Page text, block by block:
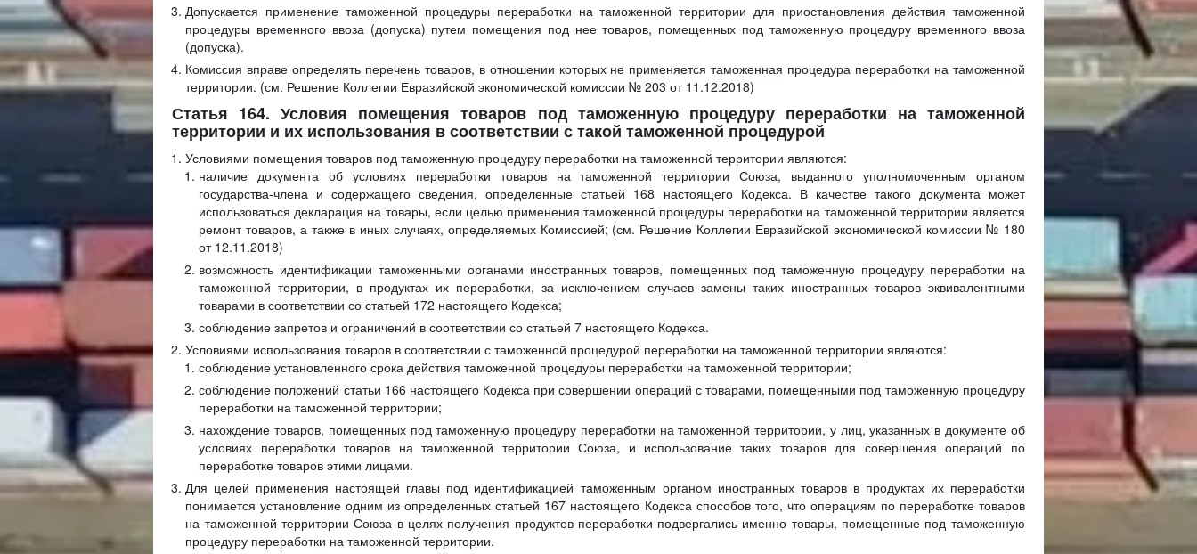
Допускается применение таможенной процедуры переработки на таможенной территории для приостановления действия таможенной
процедуры временного ввоза (допуска) путем помещения под нее товаров, помещенных под таможенную процедуру временного ввоза
(допуска).
Комиссия вправе определять перечень товаров, в отношении которых не применяется таможенная процедура переработки на таможенной
территории. (см. Решение Коллегии Евразийской экономической комиссии № 203 от 11.12.2018)
Статья 164. Условия помещения товаров под таможенную процедуру переработки на таможенной
территории и их использования в соответствии с такой таможенной процедурой
Условиями помещения товаров под таможенную процедуру переработки на таможенной территории являются:
наличие документа об условиях переработки товаров на таможенной территории Союза, выданного уполномоченным органом
государства-члена и содержащего сведения, определенные статьей 168 настоящего Кодекса. В качестве такого документа может
использоваться декларация на товары, если целью применения таможенной процедуры переработки на таможенной территории является
ремонт товаров, а также в иных случаях, определяемых Комиссией; (см. Решение Коллегии Евразийской экономической комиссии № 180
от 12.11.2018)
возможность идентификации таможенными органами иностранных товаров, помещенных под таможенную процедуру переработки на
таможенной территории, в продуктах их переработки, за исключением случаев замены таких иностранных товаров эквивалентными
товарами в соответствии со статьей 172 настоящего Кодекса;
соблюдение запретов и ограничений в соответствии со статьей 7 настоящего Кодекса.
Условиями использования товаров в соответствии с таможенной процедурой переработки на таможенной территории являются:
соблюдение установленного срока действия таможенной процедуры переработки на таможенной территории;
соблюдение положений статьи 166 настоящего Кодекса при совершении операций с товарами, помещенными под таможенную процедуру
переработки на таможенной территории;
нахождение товаров, помещенных под таможенную процедуру переработки на таможенной территории, у лиц, указанных в документе об
условиях переработки товаров на таможенной территории Союза, и использование таких товаров для совершения операций по
переработке товаров этими лицами.
Для целей применения настоящей главы под идентификацией таможенным органом иностранных товаров в продуктах их переработки
понимается установление одним из определенных статьей 167 настоящего Кодекса способов того, что операциям по переработке товаров
на таможенной территории Союза в целях получения продуктов переработки подвергались именно товары, помещенные под таможенную
процедуру переработки на таможенной территории.